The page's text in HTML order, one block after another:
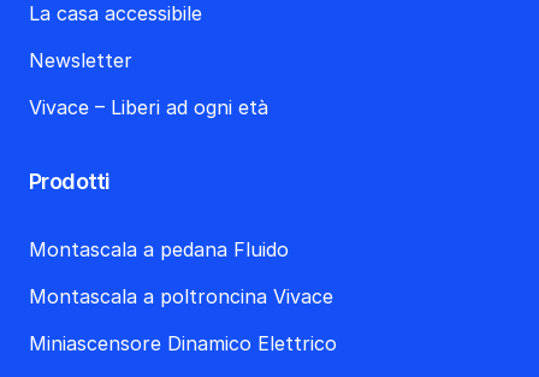
La casa accessibile
Newsletter
Vivace – Liberi ad ogni età
Prodotti
Montascala a pedana Fluido
Montascala a poltroncina Vivace
Miniascensore Dinamico Elettrico